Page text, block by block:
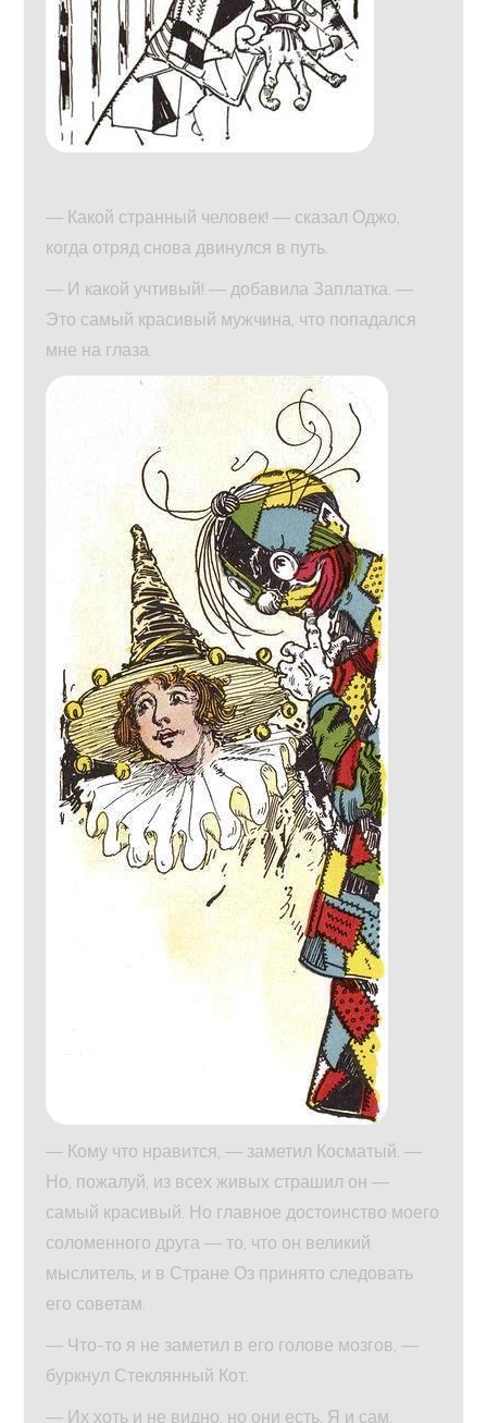
— Какой странный человек! — сказал Оджо,
когда отряд снова двинулся в путь.
— И какой учтивый! — добавила Заплатка. —
Это самый красивый мужчина, что попадался
мне на глаза.
— Кому что нравится, — заметил Косматый. —
Но, пожалуй, из всех живых страшил он —
самый красивый. Но главное достоинство моего
соломенного друга — то, что он великий
мыслитель, и в Стране Оз принято следовать
его советам.
— Что-то я не заметил в его голове мозгов, —
буркнул Стеклянный Кот.
— Их хоть и не видно, но они есть. Я и сам,